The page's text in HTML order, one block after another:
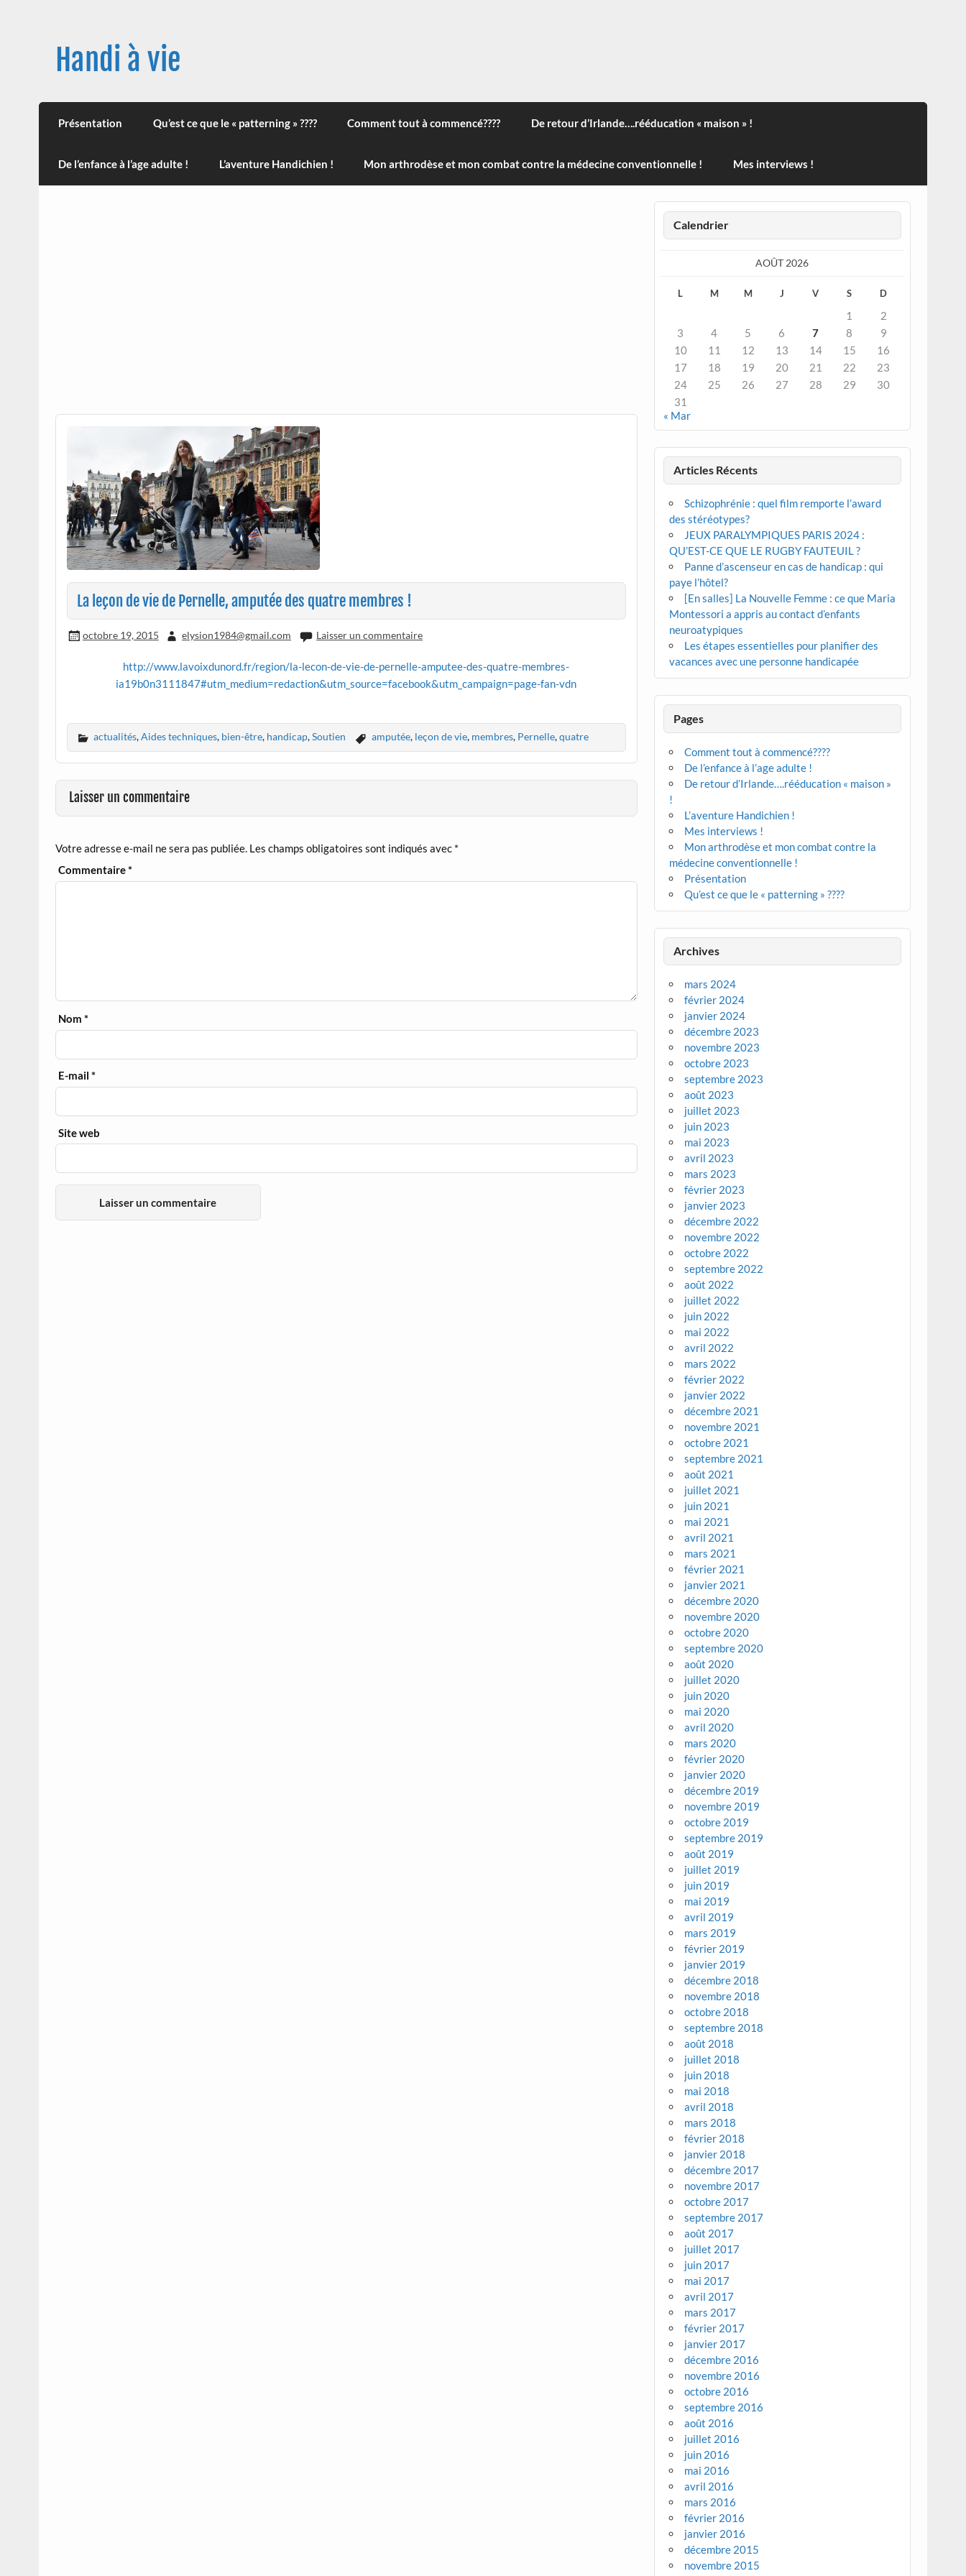
Handi à vie
Une image positive du handicap, en France et à travers le monde, des nouveautés technologiques , de l'handisport , des actualités sur la santé, sur les vaccins, de
leur impact sur la santé (mon histoire est dans le menu) ! Bonne visite
Présentation Qu’est ce que le « patterning » ???? Comment tout à commencé???? De retour d’Irlande….rééducation « maison » !
De l’enfance à l’age adulte ! L’aventure Handichien ! Mon arthrodèse et mon combat contre la médecine conventionnelle ! Mes interviews !
La leçon de vie de Pernelle, amputée des quatre membres !
octobre 19, 2015 elysion1984@gmail.com Laisser un commentaire
http://www.lavoixdunord.fr/region/la-lecon-de-vie-de-pernelle-amputee-des-quatre-membres-
ia19b0n3111847#utm_medium=redaction&utm_source=facebook&utm_campaign=page-fan-vdn
actualités,Aides techniques, bien-être, handicap,Soutien amputée, leçon de vie, membres, Pernelle,quatre
Laisser un commentaire
Votre adresse e-mail ne sera pas publiée. Les champs obligatoires sont indiqués avec *
Commentaire*
Nom*
E-mail*
Site web
Calendrier
AOÛT 2026
L M M J V S D
1
2
3
4 5 6 7 8
9
10
11 12 13 14 15
16
17
18 19 20 21 22
23
24
25 26 27 28 29
30
31
« Mar
Articles Récents
Schizophrénie : quel film remporte l’award
des stéréotypes?
JEUX PARALYMPIQUES PARIS 2024 :
QU’EST-CE QUE LE RUGBY FAUTEUIL ?
Panne d’ascenseur en cas de handicap : qui
paye l’hôtel?
[En salles] La Nouvelle Femme : ce que Maria
Montessori a appris au contact d’enfants
neuroatypiques
Les étapes essentielles pour planifier des
vacances avec une personne handicapée
Pages
Comment tout à commencé????
De l’enfance à l’age adulte !
De retour d’Irlande….rééducation « maison »
!
L’aventure Handichien !
Mes interviews !
Mon arthrodèse et mon combat contre la
médecine conventionnelle !
Présentation
Qu’est ce que le « patterning » ????
Archives
mars 2024
février 2024
janvier 2024
décembre 2023
novembre 2023
octobre 2023
septembre 2023
août 2023
juillet 2023
juin 2023
mai 2023
avril 2023
mars 2023
février 2023
janvier 2023
décembre 2022
novembre 2022
octobre 2022
septembre 2022
août 2022
juillet 2022
juin 2022
mai 2022
avril 2022
mars 2022
février 2022
janvier 2022
décembre 2021
novembre 2021
octobre 2021
septembre 2021
août 2021
juillet 2021
juin 2021
mai 2021
avril 2021
mars 2021
février 2021
janvier 2021
décembre 2020
novembre 2020
octobre 2020
septembre 2020
août 2020
juillet 2020
juin 2020
mai 2020
avril 2020
mars 2020
février 2020
janvier 2020
décembre 2019
novembre 2019
octobre 2019
septembre 2019
août 2019
juillet 2019
juin 2019
mai 2019
avril 2019
mars 2019
février 2019
janvier 2019
décembre 2018
novembre 2018
octobre 2018
septembre 2018
août 2018
juillet 2018
juin 2018
mai 2018
avril 2018
mars 2018
février 2018
janvier 2018
décembre 2017
novembre 2017
octobre 2017
septembre 2017
août 2017
juillet 2017
juin 2017
mai 2017
avril 2017
mars 2017
février 2017
janvier 2017
décembre 2016
novembre 2016
octobre 2016
septembre 2016
août 2016
juillet 2016
juin 2016
mai 2016
avril 2016
mars 2016
février 2016
janvier 2016
décembre 2015
novembre 2015